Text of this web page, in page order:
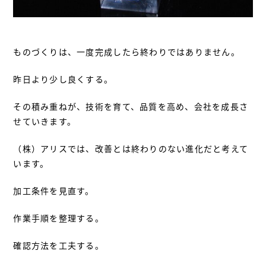
ものづくりは、一度完成したら終わりではありません。
昨日より少し良くする。
その積み重ねが、技術を育て、品質を高め、会社を成長さ
せていきます。
（株）アリスでは、改善とは終わりのない進化だと考えて
います。
加工条件を見直す。
作業手順を整理する。
確認方法を工夫する。